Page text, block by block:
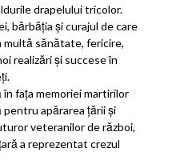
drapelului tricolor.
bărbăţia şi curajul de care
multă sănătate, fericire,
realizări şi succese în
faţa memoriei martirilor
pentru apărarea ţării şi
veteranilor de război,
a reprezentat crezul